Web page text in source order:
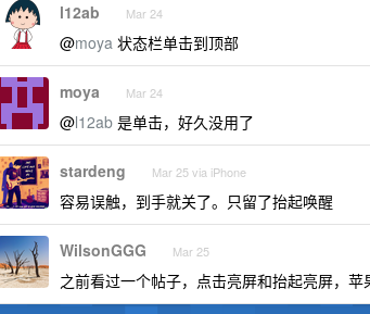
l12ab Mar 24
@moya 状态栏单击到顶部
moya Mar 24
@l12ab 是单击，好久没用了
stardeng Mar 25 via iPhone
容易误触，到手就关了。只留了抬起唤醒
WilsonGGG Mar 25
之前看过一个帖子，点击亮屏和抬起亮屏，苹